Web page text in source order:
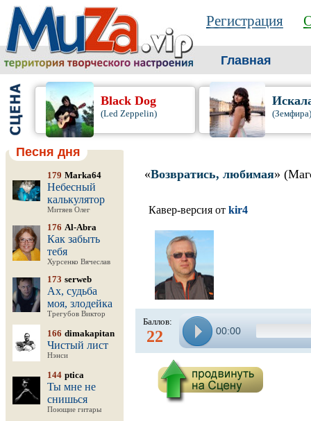
Регистрация
Главная
Black Dog
(Led Zeppelin) (Земфира)
Песня дня
179 Marka64
Небесный
калькулятор
Митяев Олег
176 Al-Abra
Как забыть
тебя
Хурсенко Вячеслав
173 serweb
Ах, судьба
моя, злодейка
Трегубов Виктор
166 dimakapitan
Чистый лист
Нэнси
144 ptica
Ты мне не
снишься
Поющие гитары
«Возвратись, любимая»
Кавер-версия от kir4
Баллов:
22 00:00